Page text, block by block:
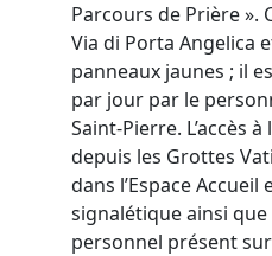
Parcours de Prière ».
Via di Porta Angelica
panneaux jaunes ; il
par jour par le
Saint-Pierre. L’accès
depuis les Grottes
dans l’Espace Accueil
signalétique ainsi
personnel présent